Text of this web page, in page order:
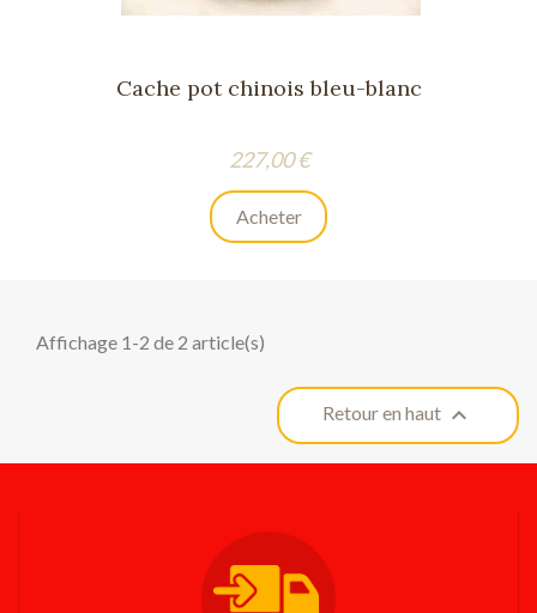
Cache pot chinois bleu-blanc
Prix
227,00 €
Acheter
Affichage 1-2 de 2 article(s)
Retour en haut 